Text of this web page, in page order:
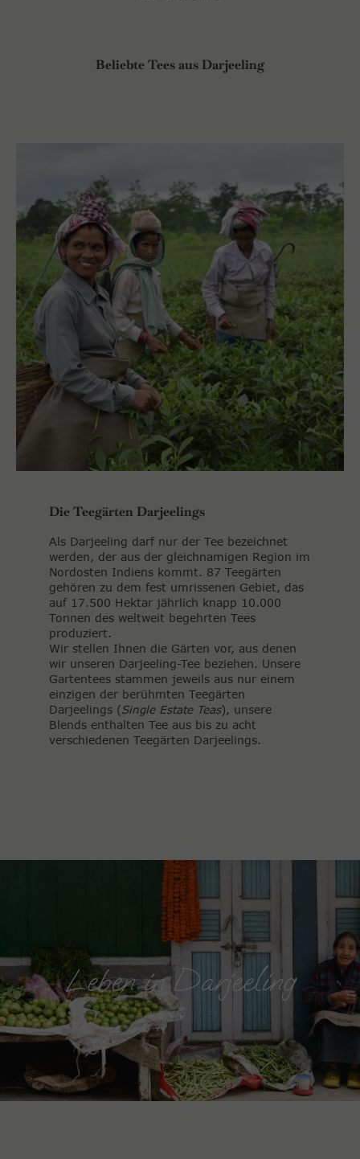
Beliebte Tees aus Darjeeling
Die Teegärten Darjeelings
Als Darjeeling darf nur der Tee bezeichnet
werden, der aus der gleichnamigen Region im
Nordosten Indiens kommt. 87 Teegärten
gehören zu dem fest umrissenen Gebiet, das
auf 17.500 Hektar jährlich knapp 10.000
Tonnen des weltweit begehrten Tees
produziert.
Wir stellen Ihnen die Gärten vor, aus denen
wir unseren Darjeeling-Tee beziehen. Unsere
Gartentees stammen jeweils aus nur einem
einzigen der berühmten Teegärten
Darjeelings (Single Estate Teas), unsere
Blends enthalten Tee aus bis zu acht
verschiedenen Teegärten Darjeelings.
Leben in Darjeeling